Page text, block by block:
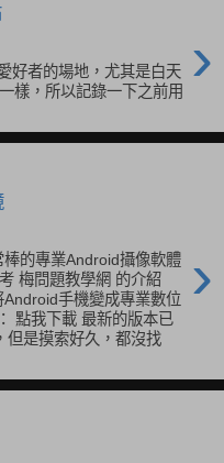
›
好者的場地，尤其是白天
樣，所以記錄一下之前用
›
的專業Android攝像軟體
梅問題教學網 的介紹
手機變成專業數位
點我下載 最新的版本已
但是摸索好久，都沒找